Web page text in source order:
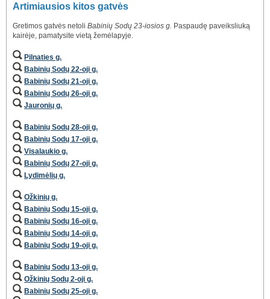
Artimiausios kitos gatvės
Gretimos gatvės netoli Babinių Sodų 23-iosios g. Paspaudę paveiksliuką
kairėje, pamatysite vietą žemėlapyje.
Pilnaties g.
Babinių Sodų 22-oji g.
Babinių Sodų 21-oji g.
Babinių Sodų 26-oji g.
Jauronių g.
Babinių Sodų 28-oji g.
Babinių Sodų 17-oji g.
Visalaukio g.
Babinių Sodų 27-oji g.
Lydimėlių g.
Ožkinių g.
Babinių Sodų 15-oji g.
Babinių Sodų 16-oji g.
Babinių Sodų 14-oji g.
Babinių Sodų 19-oji g.
Babinių Sodų 13-oji g.
Ožkinių Sodų 2-oji g.
Babinių Sodų 25-oji g.